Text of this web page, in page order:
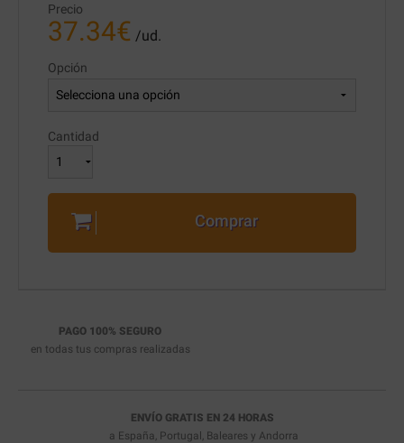
Precio
37.34€ /ud.
Opción
Cantidad
Comprar
PAGO 100% SEGURO
en todas tus compras realizadas
ENVÍO GRATIS EN 24 HORAS
a España, Portugal, Baleares y Andorra